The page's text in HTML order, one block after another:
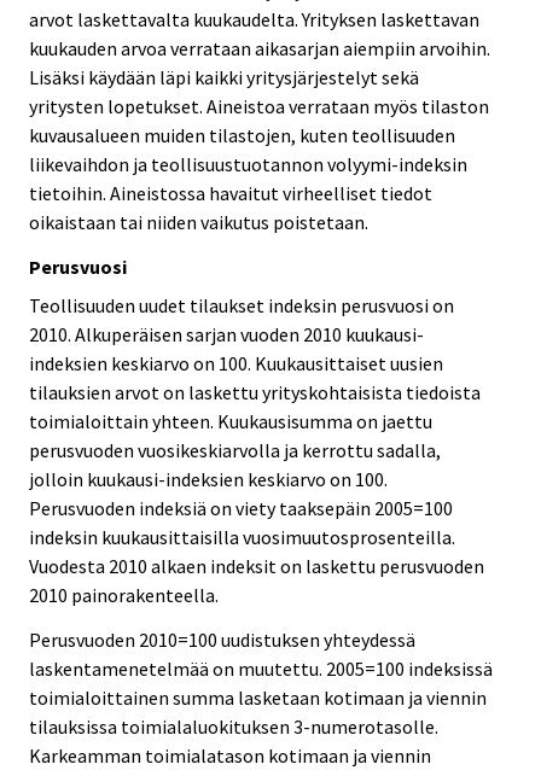
arvot laskettavalta kuukaudelta. Yrityksen laskettavan
kuukauden arvoa verrataan aikasarjan aiempiin arvoihin.
Lisäksi käydään läpi kaikki yritysjärjestelyt sekä
yritysten lopetukset. Aineistoa verrataan myös tilaston
kuvausalueen muiden tilastojen, kuten teollisuuden
liikevaihdon ja teollisuustuotannon volyymi-indeksin
tietoihin. Aineistossa havaitut virheelliset tiedot
oikaistaan tai niiden vaikutus poistetaan.
Perusvuosi
Teollisuuden uudet tilaukset indeksin perusvuosi on
2010. Alkuperäisen sarjan vuoden 2010 kuukausi-
indeksien keskiarvo on 100. Kuukausittaiset uusien
tilauksien arvot on laskettu yrityskohtaisista tiedoista
toimialoittain yhteen. Kuukausisumma on jaettu
perusvuoden vuosikeskiarvolla ja kerrottu sadalla,
jolloin kuukausi-indeksien keskiarvo on 100.
Perusvuoden indeksiä on viety taaksepäin 2005=100
indeksin kuukausittaisilla vuosimuutosprosenteilla.
Vuodesta 2010 alkaen indeksit on laskettu perusvuoden
2010 painorakenteella.
Perusvuoden 2010=100 uudistuksen yhteydessä
laskentamenetelmää on muutettu. 2005=100 indeksissä
toimialoittainen summa lasketaan kotimaan ja viennin
tilauksissa toimialaluokituksen 3-numerotasolle.
Karkeamman toimialatason kotimaan ja viennin